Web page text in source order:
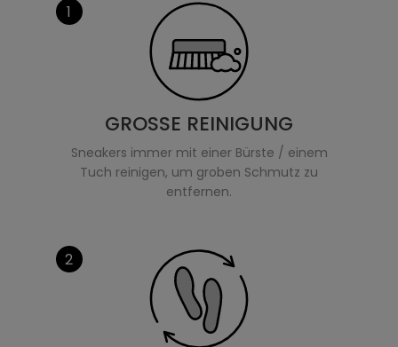
1
GROSSE REINIGUNG
Sneakers immer mit einer Bürste / einem
Tuch reinigen, um groben Schmutz zu
entfernen.
2